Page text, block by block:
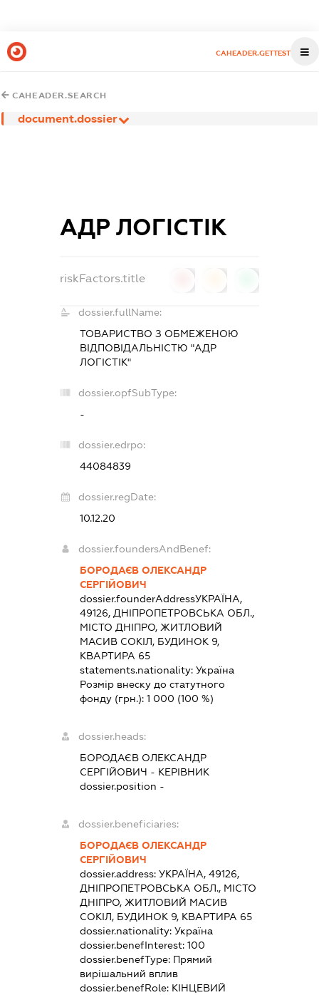
CAHEADER.GETTEST
CAHEADER.SEARCH
document.dossier
АДР ЛОГІСТІК
riskFactors.title
dossier.fullName:
ТОВАРИСТВО З ОБМЕЖЕНОЮ
ВІДПОВІДАЛЬНІСТЮ "АДР
ЛОГІСТІК"
dossier.opfSubType:
-
dossier.edrpo:
44084839
dossier.regDate:
10.12.20
dossier.foundersAndBenef:
БОРОДАЄВ ОЛЕКСАНДР
СЕРГІЙОВИЧ
dossier.founderAddressУКРАЇНА,
49126, ДНІПРОПЕТРОВСЬКА ОБЛ.,
МІСТО ДНІПРО, ЖИТЛОВИЙ
МАСИВ СОКІЛ, БУДИНОК 9,
КВАРТИРА 65
statements.nationality: Україна
Розмір внеску до статутного
фонду (грн.): 1 000 (100 %)
dossier.heads:
БОРОДАЄВ ОЛЕКСАНДР
СЕРГІЙОВИЧ - КЕРІВНИК
dossier.position -
dossier.beneficiaries:
БОРОДАЄВ ОЛЕКСАНДР
СЕРГІЙОВИЧ
dossier.address: УКРАЇНА, 49126,
ДНІПРОПЕТРОВСЬКА ОБЛ., МІСТО
ДНІПРО, ЖИТЛОВИЙ МАСИВ
СОКІЛ, БУДИНОК 9, КВАРТИРА 65
dossier.nationality: Україна
dossier.benefInterest: 100
dossier.benefType: Прямий
вирішальний вплив
dossier.benefRole: КІНЦЕВИЙ